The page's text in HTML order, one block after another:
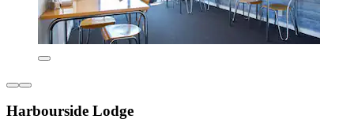
Harbourside Lodge